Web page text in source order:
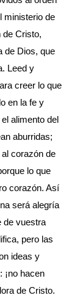
ministerio de
de Cristo,
de Dios, que
Leed y
creer lo que
en la fe y
alimento del
aburridas;
corazón de
lo que
corazón. Así
será alegría
de vuestra
pero las
ideas y
¡no hacen
de Cristo.